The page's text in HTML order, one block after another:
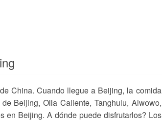
China. Cuando llegue a Beijing, la comida
Beijing, Olla Caliente, Tanghulu, Aiwowo,
en Beijing. A dónde puede disfrutarlos? Los